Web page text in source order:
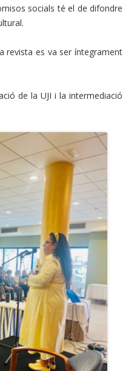
socials té el de difondre
revista es va ser íntegrament
de la UJI i la intermediació